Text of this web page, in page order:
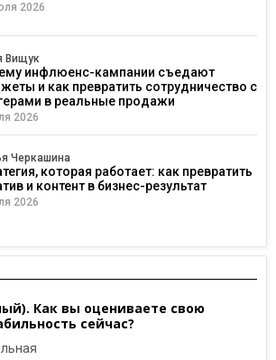
2026
Вищук
инфлюенс-кампании съедают
и как превратить сотрудничество с
в реальные продажи
2026
Черкашина
которая работает: как превратить
и контент в бизнес-результат
2026
Как вы оцениваете свою
сейчас?